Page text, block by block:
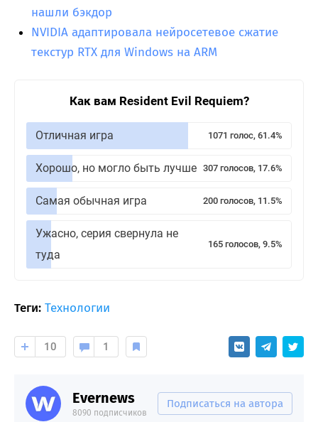
нашли бэкдор
NVIDIA адаптировала нейросетевое сжатие
текстур RTX для Windows на ARM
Как вам Resident Evil Requiem?
Отличная игра 1071 голос, 61.4%
Хорошо, но могло быть лучше 307 голосов, 17.6%
Самая обычная игра 200 голосов, 11.5%
Ужасно, серия свернула не
туда
165 голосов, 9.5%
Теги: Технологии
10 1
Evernews
8090 подписчиков
Подписаться на автора